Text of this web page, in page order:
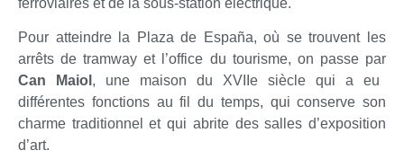
Pour atteindre la Plaza de España, où se trouvent les
arrêts de tramway et l’office du tourisme, on passe par
Can Maiol , une maison du XVIIe siècle qui a eu
différentes fonctions au fil du temps, qui conserve son
charme traditionnel et qui abrite des salles d’exposition
d’art.